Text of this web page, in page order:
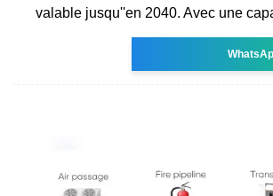
valable jusqu''en 2040. Avec une